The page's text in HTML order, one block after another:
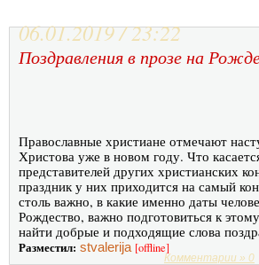
06.01.2019 / 23:22
Поздравления в прозе на
Православные христиане отмечают
Христова уже в новом году. Что
представителей других христианских
праздник у них приходится на самый
столь важно, в какие именно даты
Рождество, важно подготовиться к
найти добрые и подходящие слова
Разместил: stvalerija [offline]
Комментарии » 0